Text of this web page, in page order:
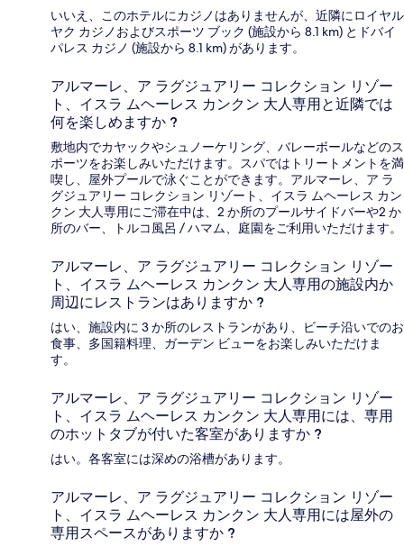
いいえ、このホテルにカジノはありませんが、近隣にロイヤル
ヤク カジノおよびスポーツ ブック (施設から 8.1 km) とドバイ
パレス カジノ (施設から 8.1 km) があります。
アルマーレ、ア ラグジュアリー コレクション リゾー
ト、イスラ ムヘーレス カンクン 大人専用と近隣では
何を楽しめますか ?
敷地内でカヤックやシュノーケリング、バレーボールなどのス
ポーツをお楽しみいただけます。スパではトリートメントを満
喫し、屋外プールで泳ぐことができます。アルマーレ、ア ラ
グジュアリー コレクション リゾート、イスラ ムヘーレス カン
クン 大人専用にご滞在中は、2 か所のプールサイドバーや2 か
所のバー、トルコ風呂 / ハマム、庭園をご利用いただけます。
アルマーレ、ア ラグジュアリー コレクション リゾー
ト、イスラ ムヘーレス カンクン 大人専用の施設内か
周辺にレストランはありますか ?
はい、施設内に 3 か所のレストランがあり、ビーチ沿いでのお
食事、多国籍料理、ガーデン ビューをお楽しみいただけま
す。
アルマーレ、ア ラグジュアリー コレクション リゾー
ト、イスラ ムヘーレス カンクン 大人専用には、専用
のホットタブが付いた客室がありますか ?
はい。各客室には深めの浴槽があります。
アルマーレ、ア ラグジュアリー コレクション リゾー
ト、イスラ ムヘーレス カンクン 大人専用には屋外の
専用スペースがありますか ?